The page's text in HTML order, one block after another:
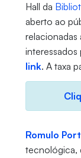
Hall da
aberto ao
relacionadas
link. A taxa
Romulo
tecnológica,